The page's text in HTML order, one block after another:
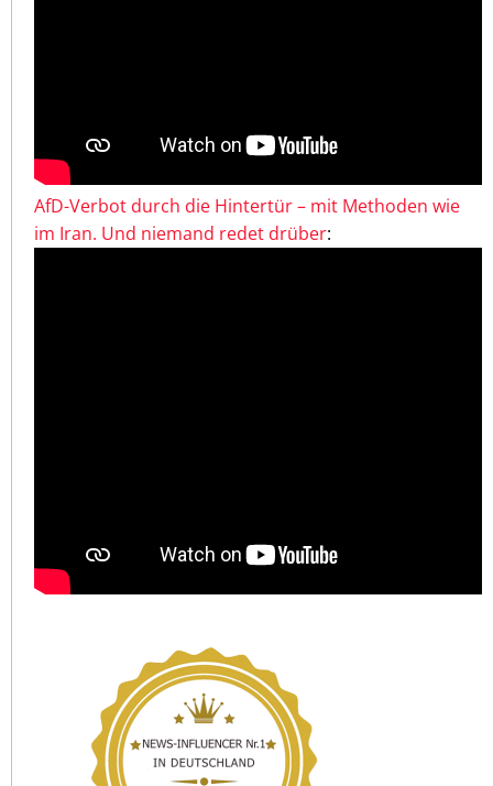
AfD-Verbot durch die Hintertür – mit Methoden wie
im Iran. Und niemand redet drüber: